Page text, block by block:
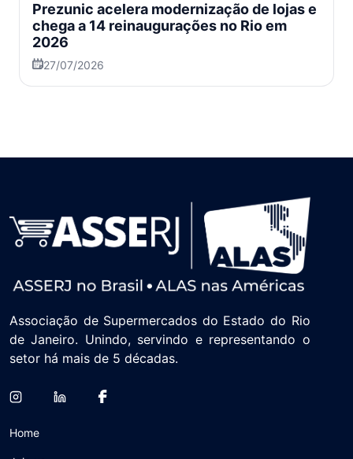
Prezunic acelera modernização de lojas e
chega a 14 reinaugurações no Rio em
2026
27/07/2026
Associação de Supermercados do Estado do Rio
de Janeiro. Unindo, servindo e representando o
setor há mais de 5 décadas.
Home